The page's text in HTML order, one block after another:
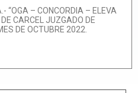
“OGA – CONCORDIA – ELEVA
CARCEL JUZGADO DE
DE OCTUBRE 2022.